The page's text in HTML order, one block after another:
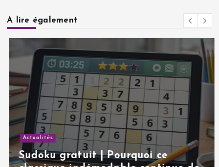
A lire également
Actualités
Sudoku gratuit | Pourquoi ce